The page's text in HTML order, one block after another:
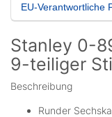
EU-Verantwortliche
Stanley 0-
9-teiliger
Beschreibung
Runder